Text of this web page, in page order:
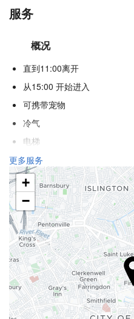
服务
概况
直到11:00离开
从15:00 开始进入
可携带宠物
冷气
电梯
残疾人专用入口
不吸烟房
接待服务
行李寄存
安全
旅游咨询台
健康
更多服务
+
−